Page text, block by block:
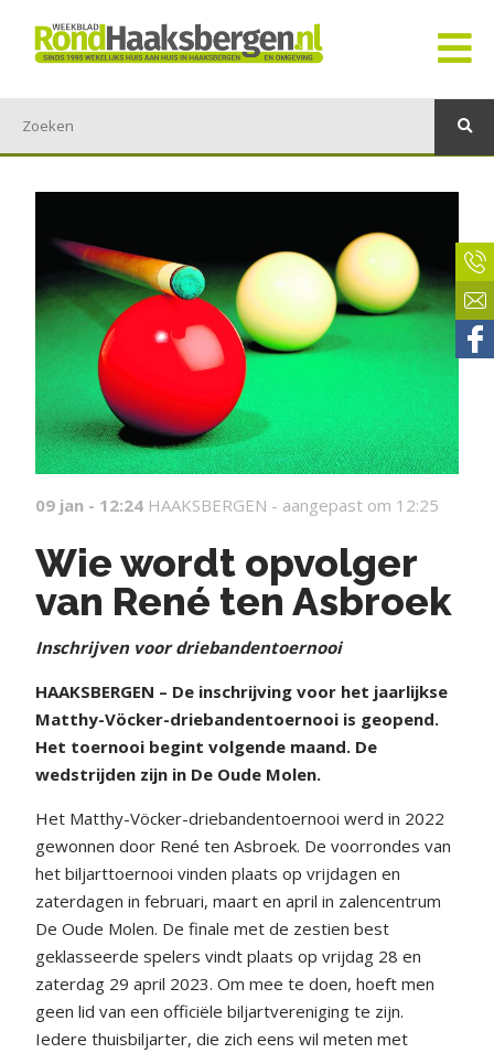
09 jan - 12:24 HAAKSBERGEN - aangepast om 12:25
Wie wordt opvolger
van René ten Asbroek
Inschrijven voor driebandentoernooi
HAAKSBERGEN – De inschrijving voor het jaarlijkse
Matthy-Vöcker-driebandentoernooi is geopend.
Het toernooi begint volgende maand. De
wedstrijden zijn in De Oude Molen.
Het Matthy-Vöcker-driebandentoernooi werd in 2022
gewonnen door René ten Asbroek. De voorrondes van
het biljarttoernooi vinden plaats op vrijdagen en
zaterdagen in februari, maart en april in zalencentrum
De Oude Molen. De finale met de zestien best
geklasseerde spelers vindt plaats op vrijdag 28 en
zaterdag 29 april 2023. Om mee te doen, hoeft men
geen lid van een officiële biljartvereniging te zijn.
Iedere thuisbiljarter, die zich eens wil meten met